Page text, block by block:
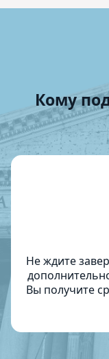
Кому
Не ждите
Вы получите